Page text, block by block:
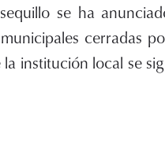
se ha
cerradas
institución local se